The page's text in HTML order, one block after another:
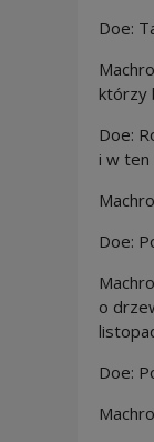
Doe:
którzy
Doe:
i w ten
Doe:
o
Doe: